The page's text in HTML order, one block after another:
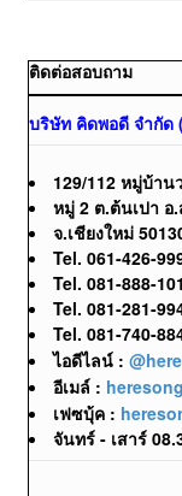
ติดต่อสอบถาม
บริษัท คิดพอดี จำกัด
129/112 หมู่บ้าน
หมู่ 2 ต.ต้นเปา อ
จ.เชียงใหม่
Tel. 061-426-
Tel. 081-888-
Tel. 081-281-
Tel. 081-740-
ไอดีไลน์ :
อีเมล์ :
เฟซบุ้ค :
จันทร์ - เสาร์